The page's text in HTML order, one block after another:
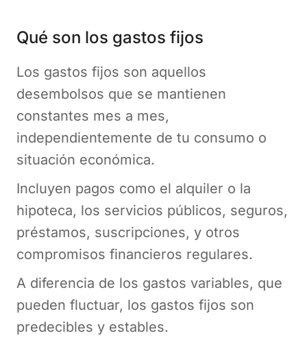
Qué son los gastos fijos
Los gastos fijos son aquellos
desembolsos que se mantienen
constantes mes a mes,
independientemente de tu consumo o
situación económica.
Incluyen pagos como el alquiler o la
hipoteca, los servicios públicos, seguros,
préstamos, suscripciones, y otros
compromisos financieros regulares.
A diferencia de los gastos variables, que
pueden fluctuar, los gastos fijos son
predecibles y estables.